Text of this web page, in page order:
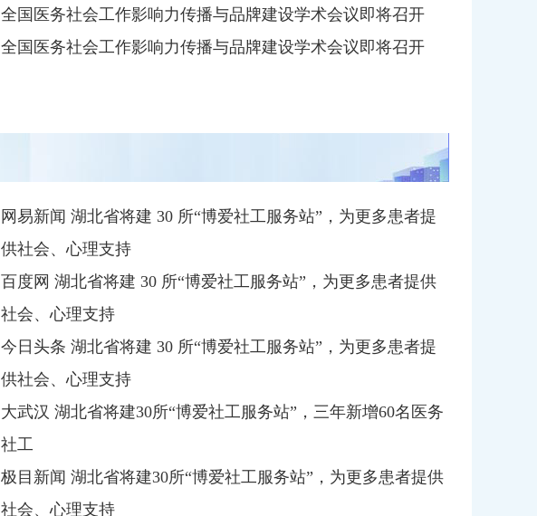
全国医务社会工作影响力传播与品牌建设学术会议即将召开
全国医务社会工作影响力传播与品牌建设学术会议即将召开
网易新闻 湖北省将建 30 所“博爱社工服务站”，为更多患者提
供社会、心理支持
百度网 湖北省将建 30 所“博爱社工服务站”，为更多患者提供
社会、心理支持
今日头条 湖北省将建 30 所“博爱社工服务站”，为更多患者提
供社会、心理支持
大武汉 湖北省将建30所“博爱社工服务站”，三年新增60名医务
社工
极目新闻 湖北省将建30所“博爱社工服务站”，为更多患者提供
社会、心理支持